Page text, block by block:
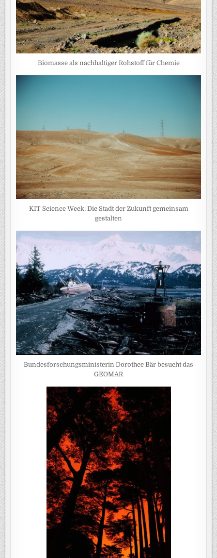
Biomasse als nachhaltiger Rohstoff für Chemie
KIT Science Week: Die Stadt der Zukunft gemeinsam
gestalten
Bundesforschungsministerin Dorothee Bär besucht das
GEOMAR